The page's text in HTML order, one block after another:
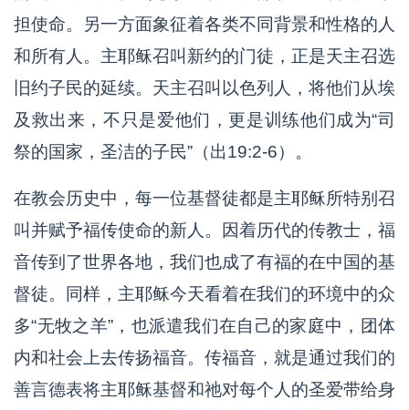
担使命。另一方面象征着各类不同背景和性格的人
和所有人。主耶稣召叫新约的门徒，正是天主召选
旧约子民的延续。天主召叫以色列人，将他们从埃
及救出来，不只是爱他们，更是训练他们成为“司
祭的国家，圣洁的子民”（出19:2-6）。
在教会历史中，每一位基督徒都是主耶稣所特别召
叫并赋予福传使命的新人。因着历代的传教士，福
音传到了世界各地，我们也成了有福的在中国的基
督徒。同样，主耶稣今天看着在我们的环境中的众
多“无牧之羊”，也派遣我们在自己的家庭中，团体
内和社会上去传扬福音。传福音，就是通过我们的
善言德表将主耶稣基督和祂对每个人的圣爱带给身